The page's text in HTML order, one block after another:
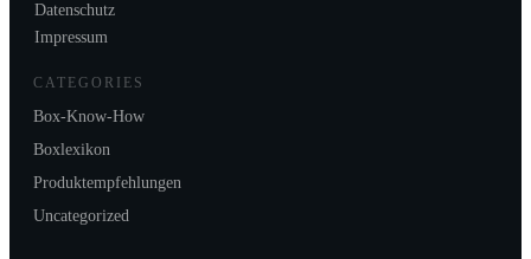
Datenschutz
Impressum
CATEGORIES
Box-Know-How
Boxlexikon
Produktempfehlungen
Uncategorized